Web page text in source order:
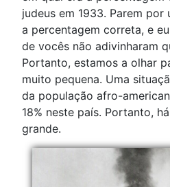
judeus em 1933. Parem por
a percentagem correta, e
de vocês não adivinharam
Portanto, estamos a olhar
muito pequena. Uma
da população afro-
18% neste país. Portanto,
grande.